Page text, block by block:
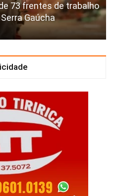
73 frentes de trabalho
Gaúcha